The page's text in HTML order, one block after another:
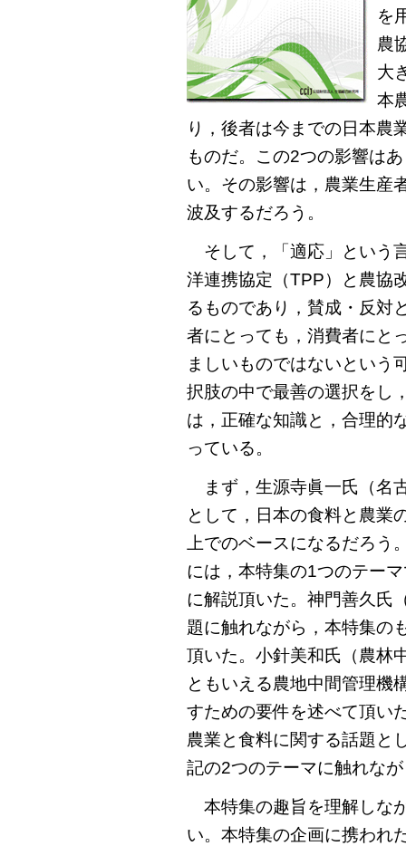
を
農
大
本
り，後者は今までの日本農
ものだ。この2つの影響は
い。その影響は，農業生産
波及するだろう。
そして，「適応」という
洋連携協定（TPP）と農協
るものであり，賛成・反対
者にとっても，消費者にと
ましいものではないという
択肢の中で最善の選択をし
は，正確な知識と，合理的
っている。
まず，生源寺眞一氏（名
として，日本の食料と農業
上でのベースになるだろ
には，本特集の1つのテー
に解説頂いた。神門善久氏
題に触れながら，本特集の
頂いた。小針美和氏（農林
ともいえる農地中間管理機
すための要件を述べて頂い
農業と食料に関する話題と
記の2つのテーマに触れな
本特集の趣旨を理解しな
い。本特集の企画に携われ